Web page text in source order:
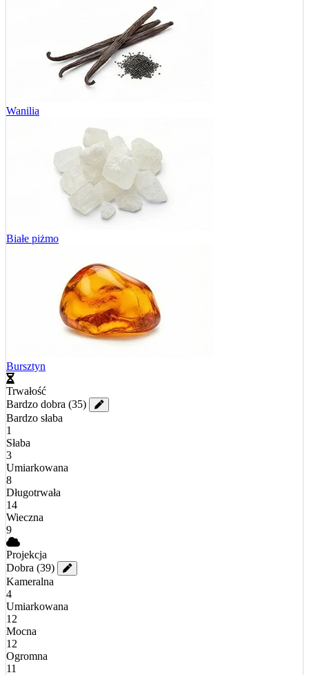
Wanilia
Białe piżmo
Bursztyn
Trwałość
Bardzo dobra (35)
Bardzo słaba
1
Słaba
3
Umiarkowana
8
Długotrwała
14
Wieczna
9
Projekcja
Dobra (39)
Kameralna
4
Umiarkowana
12
Mocna
12
Ogromna
11